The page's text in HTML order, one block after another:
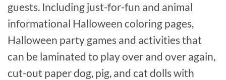
guests. Including just-for-fun and animal
informational Halloween coloring pages,
Halloween party games and activities that
can be laminated to play over and over again,
cut-out paper dog, pig, and cat dolls with